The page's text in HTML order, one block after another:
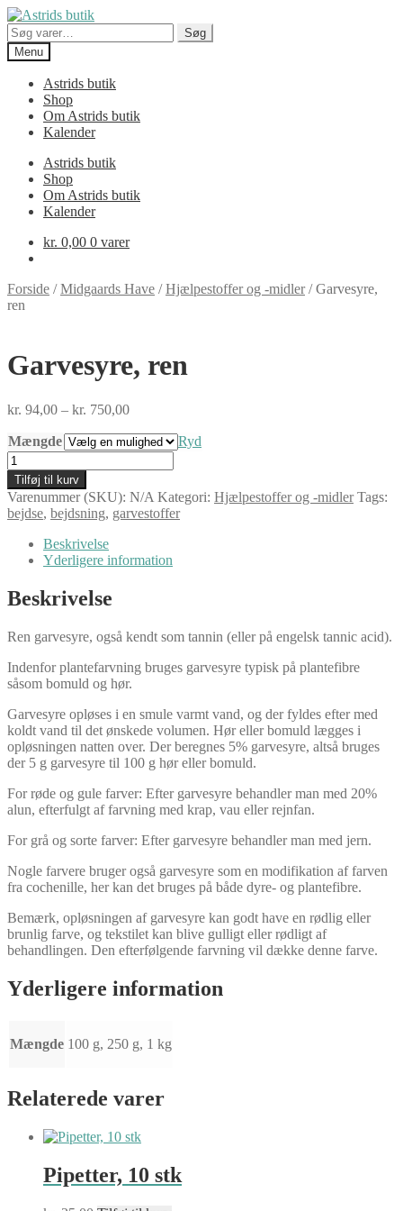
Spring
til
navigation
Spring
til
indhold
Søg
efter:
Søg
Menu
Astrids butik
Shop
Om Astrids butik
Kalender
Astrids butik
Shop
Om Astrids butik
Kalender
kr. 0,00 0 varer
Forside /Midgaards Have /Hjælpestoffer og -midler/Garvesyre,
ren
Garvesyre, ren
kr. 94,00 – kr. 750,00Prisinterval:
til
kr. 750,00
Mængde
Ryd
Garvesyre,
ren
antal
Tilføj til kurv
Varenummer (SKU): N/A Kategori: Hjælpestoffer og -midler Tags:
bejdse, bejdsning, garvestoffer
Beskrivelse
Yderligere information
Beskrivelse
Ren garvesyre, også kendt som tannin (eller på engelsk tannic acid).
Indenfor plantefarvning bruges garvesyre typisk på plantefibre
såsom bomuld og hør.
Garvesyre opløses i en smule varmt vand, og der fyldes efter med
koldt vand til det ønskede volumen. Hør eller bomuld lægges i
opløsningen natten over. Der beregnes 5% garvesyre, altså bruges
der 5 g garvesyre til 100 g hør eller bomuld.
For røde og gule farver: Efter garvesyre behandler man med 20%
alun, efterfulgt af farvning med krap, vau eller rejnfan.
For grå og sorte farver: Efter garvesyre behandler man med jern.
Nogle farvere bruger også garvesyre som en modifikation af farven
fra cochenille, her kan det bruges på både dyre- og plantefibre.
Bemærk, opløsningen af garvesyre kan godt have en rødlig eller
brunlig farve, og tekstilet kan blive gulligt eller rødligt af
behandlingen. Den efterfølgende farvning vil dække denne farve.
Yderligere information
Mængde 100 g, 250 g, 1 kg
Relaterede varer
Pipetter, 10 stk